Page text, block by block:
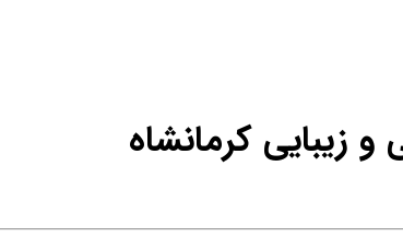
زیبایی کرمانشاه